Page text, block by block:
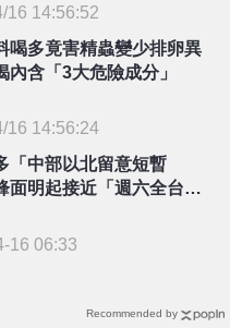
16 14:56:52
喝多竟害精蟲變少排卵異
內含「3大危險成分」
16 14:56:24
「中部以北留意短暫
面明起接近「週六全台有
16 06:33
Recommended by